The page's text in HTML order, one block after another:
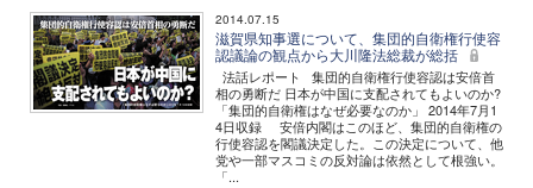
2014.07.15
滋賀県知事選について、集団的自衛権行使容
認議論の観点から大川隆法総裁が総括
法話レポート 集団的自衛権行使容認は安倍首
相の勇断だ 日本が中国に支配されてもよいのか?
「集団的自衛権はなぜ必要なのか」 2014年7月1
4日収録 安倍内閣はこのほど、集団的自衛権の
行使容認を閣議決定した。この決定について、他
党や一部マスコミの反対論は依然として根強い。
「...